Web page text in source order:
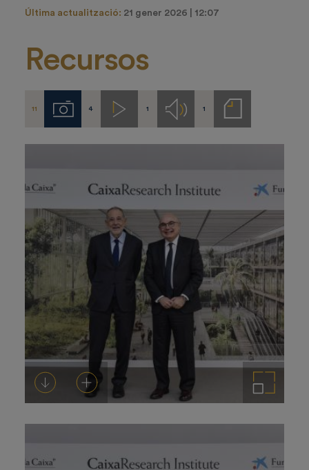
Última actualització: 21 gener 2026 | 12:07
Recursos
11 Imágenes
4 Videos1 Audios1
Notas
de
prensa
Descarregar-ho Afegeix a la cistella Amplia la imatge